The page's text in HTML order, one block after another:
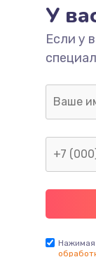
У
Если у
Нажимая